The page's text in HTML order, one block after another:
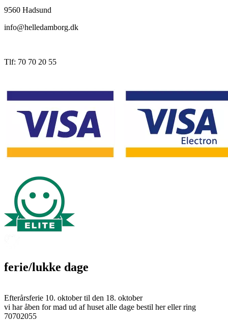
9560 Hadsund
info@helledamborg.dk
Tlf: 70 70 20 55
ferie/lukke dage
Efterårsferie 10. oktober til den 18. oktober
vi har åben for mad ud af huset alle dage bestil her eller ring
70702055